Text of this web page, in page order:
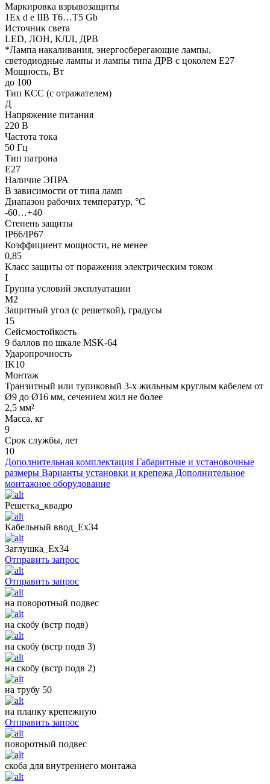
Маркировка взрывозащиты
1Ех d е IIВ T6…Т5 Gb
Источник света
LED, ЛОН, КЛЛ, ДРВ
*Лампа накаливания, энергосберегающие лампы,
светодиодные лампы и лампы типа ДРВ с цоколем Е27
Мощность, Вт
до 100
Тип КСС (с отражателем)
Д
Напряжение питания
220 В
Частота тока
50 Гц
Тип патрона
Е27
Наличие ЭПРА
В зависимости от типа ламп
Диапазон рабочих температур, °С
-60…+40
Степень защиты
IP66/IP67
Коэффициент мощности, не менее
0,85
Класс защиты от поражения электрическим током
I
Группа условий эксплуатации
М2
Защитный угол (с решеткой), градусы
15
Сейсмостойкость
9 баллов по шкале МSK-64
Ударопрочность
IK10
Монтаж
Транзитный или тупиковый 3-х жильным круглым кабелем от
Ø9 до Ø16 мм, сечением жил не более
2,5 мм²
Масса, кг
9
Срок службы, лет
10
Дополнительная комплектация Габаритные и установочные
размеры Варианты установки и крепежа Дополнительное
монтажное оборудование
Решетка_квадро
Кабельный ввод_Ех34
Заглушка_Ех34
Отправить запрос
Отправить запрос
на поворотный подвес
на скобу (встр подв)
на скобу (встр подв 3)
на скобу (встр подв 2)
на трубу 50
на планку крепежную
Отправить запрос
поворотный подвес
скоба для внутреннего монтажа